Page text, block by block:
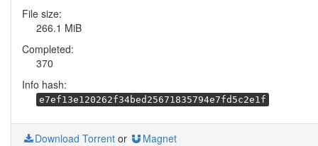
File size:
266.1 MiB
Completed:
370
Info hash:
e7ef13e120262f34bed25671835794e7fd5c2e1f
Download Torrent or Magnet